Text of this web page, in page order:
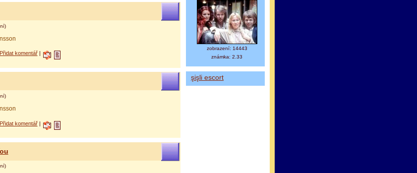
zobrazení: 14443
známka: 2.33
банк
şişli escort
Přidat komentář|
Přidat komentář|